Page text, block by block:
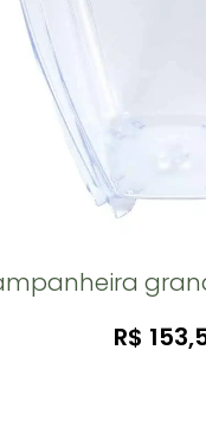
R$